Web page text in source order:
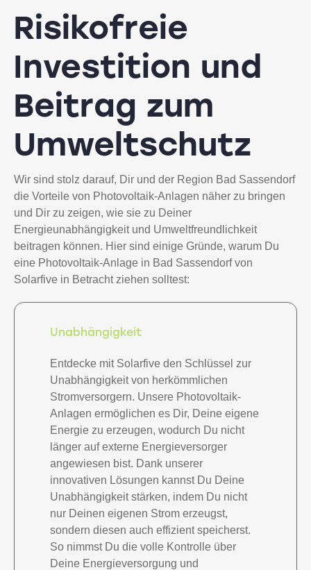
Risikofreie
Investition und
Beitrag zum
Umweltschutz
Wir sind stolz darauf, Dir und der Region Bad Sassendorf
die Vorteile von Photovoltaik-Anlagen näher zu bringen
und Dir zu zeigen, wie sie zu Deiner
Energieunabhängigkeit und Umweltfreundlichkeit
beitragen können. Hier sind einige Gründe, warum Du
eine Photovoltaik-Anlage in Bad Sassendorf von
Solarfive in Betracht ziehen solltest:
Unabhängigkeit
Entdecke mit Solarfive den Schlüssel zur
Unabhängigkeit von herkömmlichen
Stromversorgern. Unsere Photovoltaik-
Anlagen ermöglichen es Dir, Deine eigene
Energie zu erzeugen, wodurch Du nicht
länger auf externe Energieversorger
angewiesen bist. Dank unserer
innovativen Lösungen kannst Du Deine
Unabhängigkeit stärken, indem Du nicht
nur Deinen eigenen Strom erzeugst,
sondern diesen auch effizient speicherst.
So nimmst Du die volle Kontrolle über
Deine Energieversorgung und